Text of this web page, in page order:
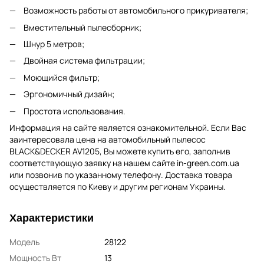
Возможность работы от автомобильного прикуривателя;
Вместительный пылесборник;
Шнур 5 метров;
Двойная система фильтрации;
Моющийся фильтр;
Эргономичный дизайн;
Простота использования.
Информация на сайте является ознакомительной. Если Вас
заинтересовала цена на автомобильный пылесос
BLACK&DECKER AV1205, Вы можете купить его, заполнив
соответствующую заявку на нашем сайте in-green.com.ua
или позвонив по указанному телефону. Доставка товара
осуществляется по Киеву и другим регионам Украины.
Характеристики
Модель
28122
Мощность Вт
13